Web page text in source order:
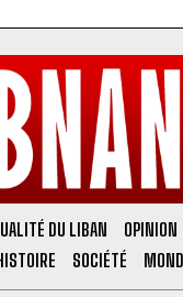
DU LIBAN
OPINION
SOCIÉTÉ